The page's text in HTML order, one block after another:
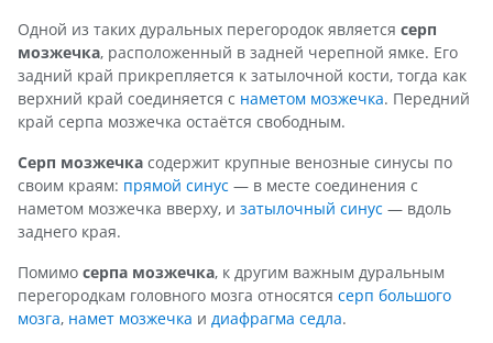
Одной из таких дуральных перегородок является серп
мозжечка, расположенный в задней черепной ямке. Его
задний край прикрепляется к затылочной кости, тогда как
верхний край соединяется с наметом мозжечка. Передний
край серпа мозжечка остаётся свободным.
Серп мозжечка содержит крупные венозные синусы по
своим краям: прямой синус — в месте соединения с
наметом мозжечка вверху, и затылочный синус — вдоль
заднего края.
Помимо серпа мозжечка, к другим важным дуральным
перегородкам головного мозга относятся серп большого
мозга, намет мозжечка и диафрагма седла.